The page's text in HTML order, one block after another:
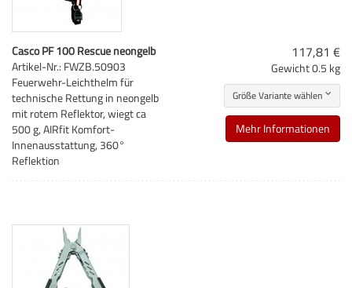
Casco PF 100 Rescue neongelb
Artikel-Nr.: FWZB.50903
Feuerwehr-Leichthelm für
technische Rettung in neongelb
mit rotem Reflektor, wiegt ca
500 g, AIRfit Komfort-
Innenausstattung, 360°
Reflektion
117,81 €
Gewicht0.5 kg
Größe Variante wählen
Mehr Informationen